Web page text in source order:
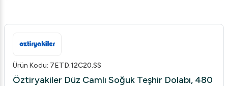
Ürün Kodu: 7ETD.12C20.SS
Öztiryakiler Düz Camlı Soğuk Teşhir Dolabı, 480